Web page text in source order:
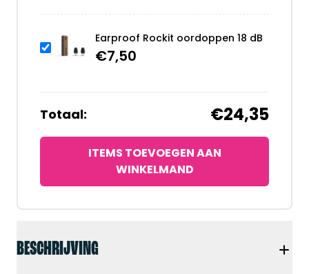
BESCHRIJVING
Earproof Rockit oordoppen 18 dB
€7,50
Totaal: €24,35
ITEMS TOEVOEGEN AAN
WINKELMAND